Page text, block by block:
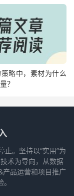
略中，素材为什么
？
止。坚持以“实用”为
术为导向，从数据
产品运营和项目推广